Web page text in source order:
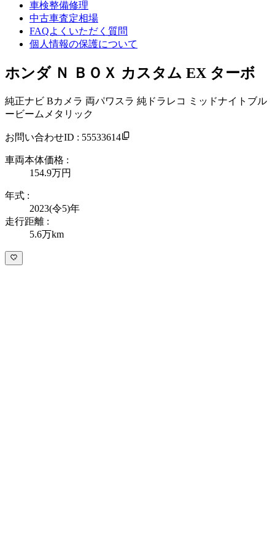
車検整備修理
中古車査定相場
FAQよくいただく質問
個人情報の保護について
ホンダ Ｎ ＢＯＸ カスタム EX ターボ
純正ナビ Bカメラ 両パワスラ 純ドラレコ ミッドナイトブル
ービームメタリック
お問い合わせID : 55533614
車両本体価格 :
154.9万円
年式 :
2023(令5)年
走行距離 :
5.6万km